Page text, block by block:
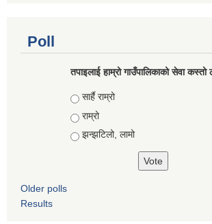
Poll
तपाइलाई हाम्रो गाउँपालिकाको सेवा कस्तो
Choices
सार्है राम्रो
राम्रो
झन्झटिलो, लामो
Older polls
Results